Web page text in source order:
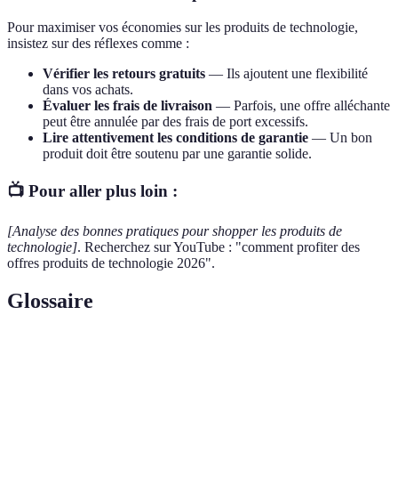
Pour maximiser vos économies sur les produits de technologie,
insistez sur des réflexes comme :
Vérifier les retours gratuits — Ils ajoutent une flexibilité
dans vos achats.
Évaluer les frais de livraison — Parfois, une offre alléchante
peut être annulée par des frais de port excessifs.
Lire attentivement les conditions de garantie — Un bon
produit doit être soutenu par une garantie solide.
📺 Pour aller plus loin :
[Analyse des bonnes pratiques pour shopper les produits de
technologie]. Recherchez sur YouTube : "comment profiter des
offres produits de technologie 2026".
Glossaire